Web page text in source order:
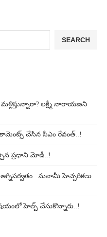
SEARCH
లక్ష్మీ నారాయణని
కామెంట్స్ చేసిన సీఎం రేవంత్..!
ప్రధాని మోడీ..!
సునామీ హెచ్చరికలు
హెల్ప్ చేసుకొన్నారు..!